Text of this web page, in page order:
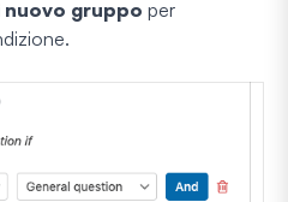
nuovo gruppo per